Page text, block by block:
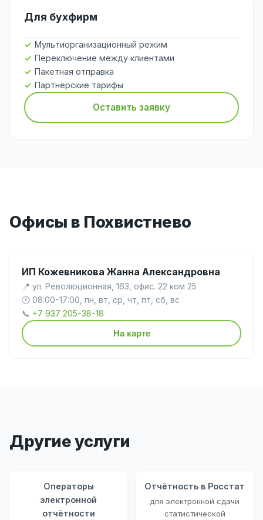
Для бухфирм
Мультиорганизационный режим
Переключение между клиентами
Пакетная отправка
Партнёрские тарифы
Оставить заявку
Офисы в Похвистнево
ИП Кожевникова Жанна Александровна
📍 ул. Революционная, 163, офис. 22 ком 25
🕒 08:00-17:00, пн, вт, ср, чт, пт, сб, вс
📞 +7 937 205-38-18
На карте
Другие услуги
Операторы
электронной
отчётности
Отчётность в Росстат
для электронной сдачи
статистической